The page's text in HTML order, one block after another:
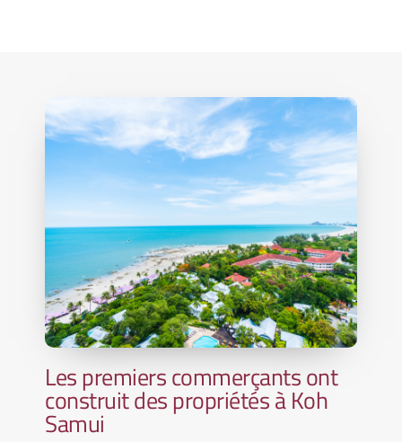
Les premiers commerçants ont
construit des propriétés à Koh
Samui